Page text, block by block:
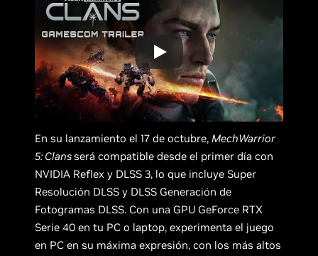
En su lanzamiento el 17 de octubre, MechWarrior
5: Clansserá compatible desde el primer día con
NVIDIA Reflex y DLSS 3, lo que incluye Super
Resolución DLSS y DLSS Generación de
Fotogramas DLSS. Con una GPU GeForce RTX
Serie 40 en tu PC o laptop, experimenta el juego
en PC en su máxima expresión, con los más altos